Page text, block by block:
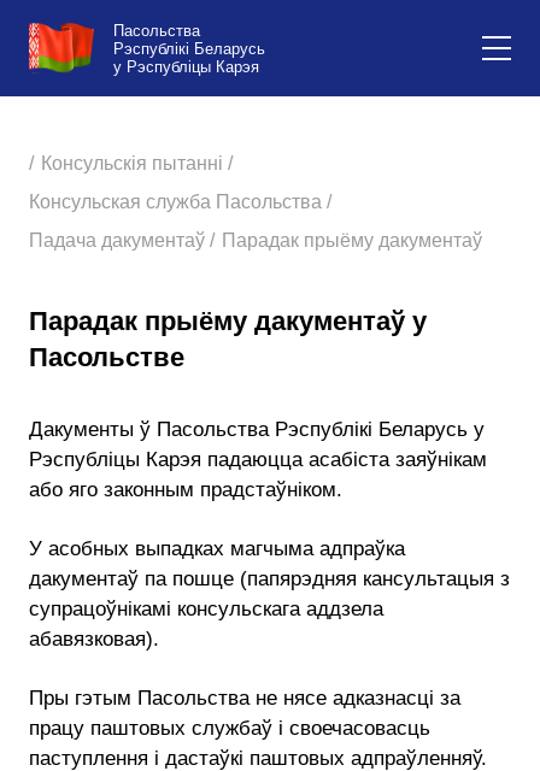
Пасольства
Рэспублікі Беларусь
у Рэспубліцы Карэя
/ Консульскія пытанні /
Консульская служба Пасольства /
Падача дакументаў / Парадак прыёму дакументаў
Парадак прыёму дакументаў у
Пасольстве
Дакументы ў Пасольства Рэспублікі Беларусь у
Рэспубліцы Карэя падаюцца асабіста заяўнікам
або яго законным прадстаўніком.
У асобных выпадках магчыма адпраўка
дакументаў па пошце (папярэдняя кансультацыя з
супрацоўнікамі консульскага аддзела
абавязковая).
Пры гэтым Пасольства не нясе адказнасці за
працу паштовых службаў і своечасовасць
паступлення і дастаўкі паштовых адпраўленняў.